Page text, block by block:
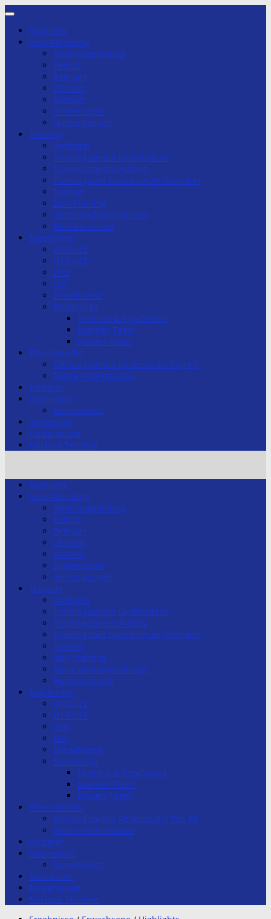
Zum
springenStartseite
Judo-Abteilung
Abteilungsleitung
Beitritt
Beiträge
Chronik
Kontakt
Breitensport
Leistungssport
Training
Anfänger
Trainingszeiten Großhadern
Trainingszeiten Aubing
Trainingszeit Grundschule Stockdorf
Trainer
Dan-Training
Gürtelprüfungskonzept
Hallenordnung
Ergebnisse
U10/U12
U13/U15
U18
U21
Erwachsene
Bundesliga
Termine & Ergebnisse
Männer-Team
Frauen-Team
Fitnessstudio
Öffnungszeiten Fitnesstudio Top-Fit
Preise Fitnessstudio
Förderer
Impressum
Datenschutz
Stützpunkt
Förderverein
Nächste Termine
Startseite
Judo-Abteilung
Abteilungsleitung
Beitritt
Beiträge
Chronik
Kontakt
Breitensport
Leistungssport
Training
Anfänger
Trainingszeiten Großhadern
Trainingszeiten Aubing
Trainingszeit Grundschule Stockdorf
Trainer
Dan-Training
Gürtelprüfungskonzept
Hallenordnung
Ergebnisse
U10/U12
U13/U15
U18
U21
Erwachsene
Bundesliga
Termine & Ergebnisse
Männer-Team
Frauen-Team
Fitnessstudio
Öffnungszeiten Fitnesstudio Top-Fit
Preise Fitnessstudio
Förderer
Impressum
Datenschutz
Stützpunkt
Förderverein
Nächste Termine